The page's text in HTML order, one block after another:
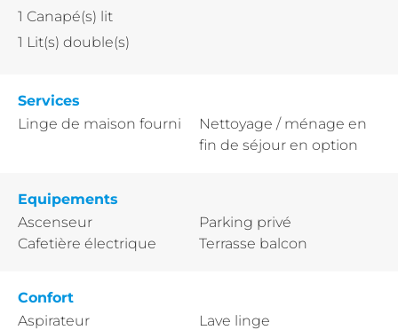
1 Canapé(s) lit
1 Lit(s) double(s)
Services
Linge de maison fourni
Nettoyage / ménage en
fin de séjour en option
Equipements
Ascenseur
Cafetière électrique
Parking privé
Terrasse balcon
Confort
Aspirateur
Lave linge